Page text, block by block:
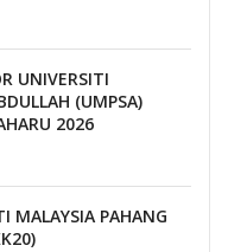
UNIVERSITI
(UMPSA)
2026
MALAYSIA PAHANG